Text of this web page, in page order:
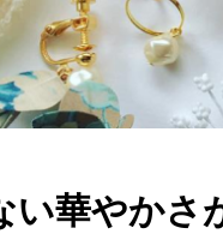
い華やかさ